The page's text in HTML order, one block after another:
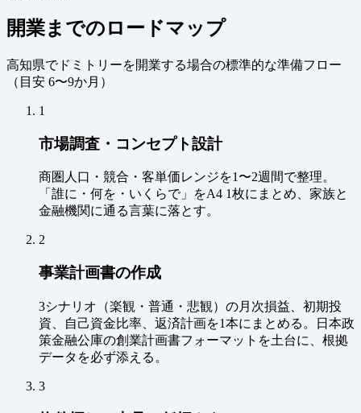
開業までのロードマップ
高知県でドミトリーを開業する場合の標準的な準備フロー
（ 目安 6〜9か月 ）
1
市場調査・コンセプト設計
商圏人口・競合・客単価レンジを1〜2週間で整理。
「誰に・何を・いくらで」をA4 1枚にまとめ、家族と
金融機関に通る言葉に落とす。
2
事業計画書の作成
3シナリオ（楽観・普通・悲観）の月次損益、初期投
資、自己資金比率、返済計画を1本にまとめる。日本政
策金融公庫の創業計画書フォーマットを土台に、根拠
データを必ず添える。
3